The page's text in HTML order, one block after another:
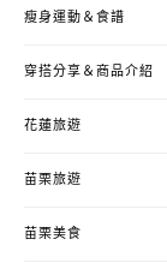
瘦身運動＆食譜
穿搭分享＆商品介紹
花蓮旅遊
苗栗旅遊
苗栗美食